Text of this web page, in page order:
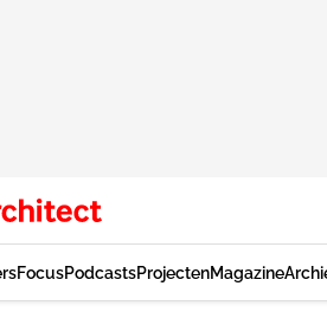
FocusPodcastsProjectenMagazine